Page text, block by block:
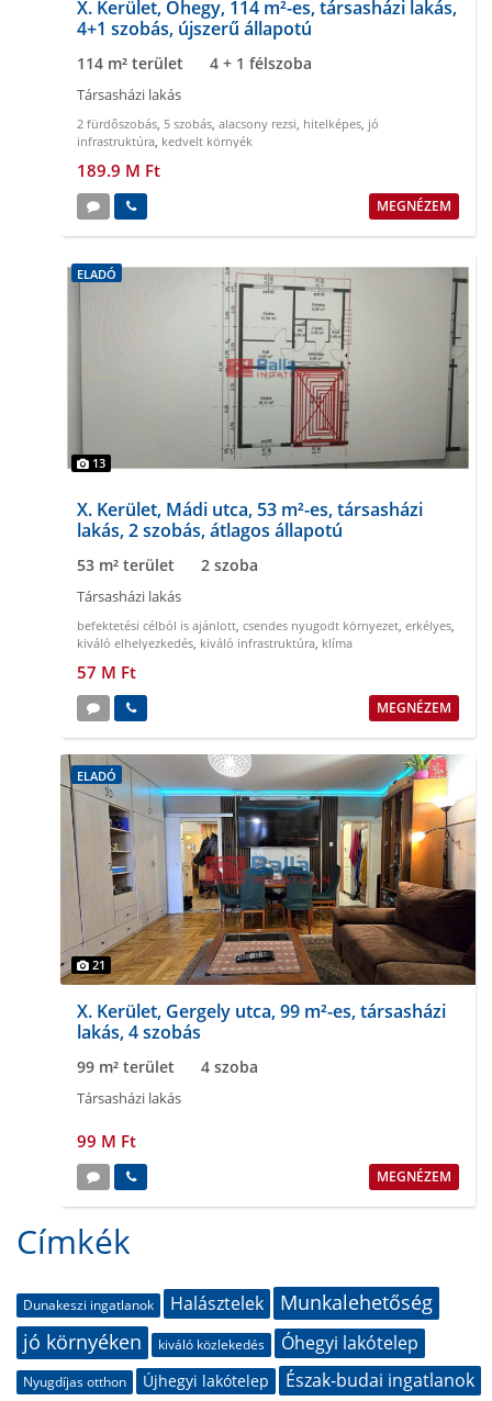
X. Kerület, Óhegy, 114 m²-es, társasházi lakás,
4+1 szobás, újszerű állapotú
114 m² terület 4 + 1 félszoba
Társasházi lakás
2 fürdőszobás, 5 szobás, alacsony rezsi, hitelképes, jó
infrastruktúra, kedvelt környék
189.9 M Ft
MEGNÉZEM
ELADÓ
13
X. Kerület, Mádi utca, 53 m²-es, társasházi
lakás, 2 szobás, átlagos állapotú
53 m² terület 2 szoba
Társasházi lakás
befektetési célból is ajánlott, csendes nyugodt környezet, erkélyes,
kiváló elhelyezkedés, kiváló infrastruktúra, klíma
57 M Ft
MEGNÉZEM
ELADÓ
21
X. Kerület, Gergely utca, 99 m²-es, társasházi
lakás, 4 szobás
99 m² terület 4 szoba
Társasházi lakás
99 M Ft
MEGNÉZEM
Címkék
Dunakeszi ingatlanok Halásztelek
Munkalehetőség
jó környéken
kiváló közlekedés Óhegyi lakótelep
Nyugdíjas otthon Újhegyi lakótelep Észak-budai ingatlanok